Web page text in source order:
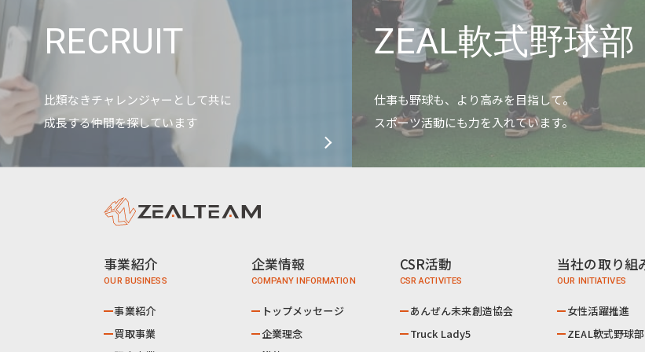
RECRUIT
比類なきチャレンジャーとして共に
成長する仲間を探しています
ZEAL軟式野球部
仕事も野球も、より高みを目指して。
スポーツ活動にも力を入れています。
事業紹介
事業紹介
買取事業
企業情報
トップメッセージ
企業理念
CSR活動
あんぜん未来創造協会
Truck Lady5
当社の取り組
女性活躍推進
ZEAL軟式野球部